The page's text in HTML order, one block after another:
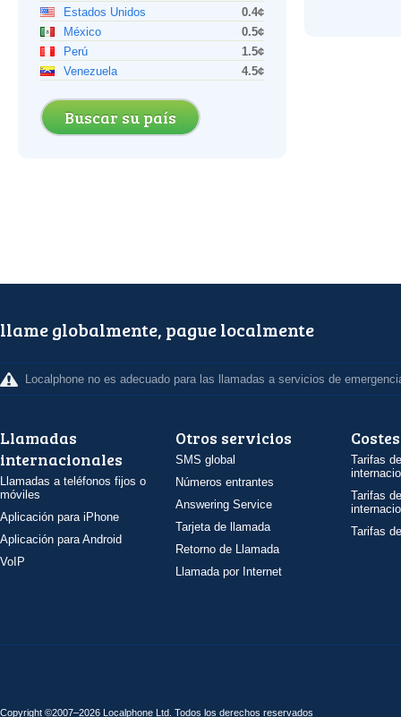
Estados Unidos
0.4¢
México
0.5¢
Perú
1.5¢
Venezuela
4.5¢
Buscar su país
llame globalmente, pague localmente
Localphone no es adecuado para las llamadas a servicios de
Llamadas
internacionales
Llamadas a teléfonos fijos o
móviles
Aplicación para iPhone
Aplicación para Android
VoIP
Otros servicios
SMS global
Números entrantes
Answering Service
Tarjeta de llamada
Retorno de Llamada
Llamada por Internet
Costes
Tarifas
Tarifas
Tarifas
Copyright ©2007–2026 Localphone Ltd . Todos los derechos reservados